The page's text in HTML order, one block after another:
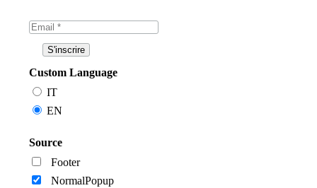
Custom Language
IT
EN
Source
Footer
NormalPopup